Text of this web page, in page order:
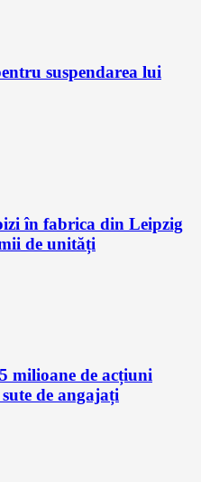
suspendarea lui
în fabrica din Leipzig
de unități
milioane de acțiuni
de angajați